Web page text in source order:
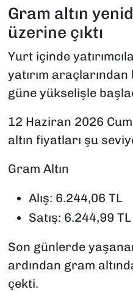
Gram altın
üzerine çıktı
Yurt içinde
yatırım
güne yükselişle
12 Haziran 2026
altın fiyatları şu
Gram Altın
Alış: 6.244,06 TL
Satış: 6.244,99 TL
Son günlerde
ardından gram
çekti.